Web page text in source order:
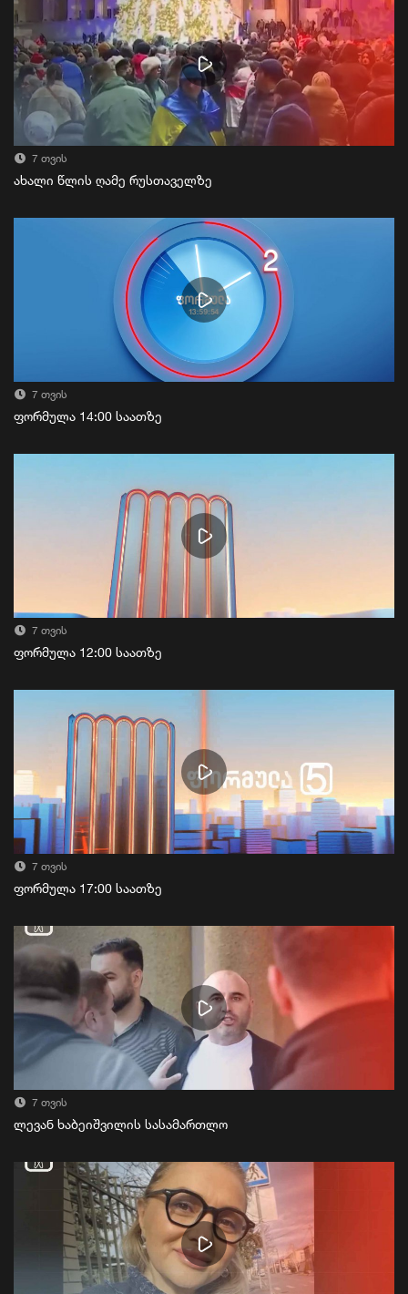
7 თვის
ახალი წლის ღამე რუსთაველზე
7 თვის
ფორმულა 14:00 საათზე
7 თვის
ფორმულა 12:00 საათზე
7 თვის
ფორმულა 17:00 საათზე
7 თვის
ლევან ხაბეიშვილის სასამართლო